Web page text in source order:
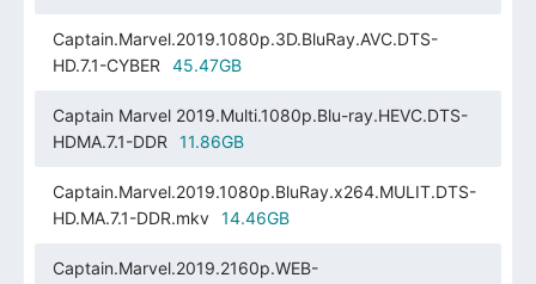
Captain.Marvel.2019.1080p.3D.BluRay.AVC.DTS-
HD.7.1-CYBER
45.47GB
Captain Marvel 2019.Multi.1080p.Blu-ray.HEVC.DTS-
HDMA.7.1-DDR
11.86GB
Captain.Marvel.2019.1080p.BluRay.x264.MULIT.DTS-
HD.MA.7.1-DDR.mkv
14.46GB
Captain.Marvel.2019.2160p.WEB-